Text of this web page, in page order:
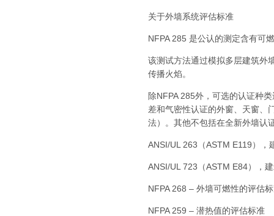
关于外墙系统评估标准
NFPA 285 是公认的测定含有可
该测试方法通过模拟多层建筑外
传播火焰。
除NFPA 285外，可选的认证种
差和气密性认证的外窗、天窗、
法）。其他不包括在全新外墙认
ANSI/UL 263（ASTM E119），
ANSI/UL 723（ASTM E84），
NFPA 268 – 外墙可燃性的评估
NFPA 259 – 潜热值的评估标准